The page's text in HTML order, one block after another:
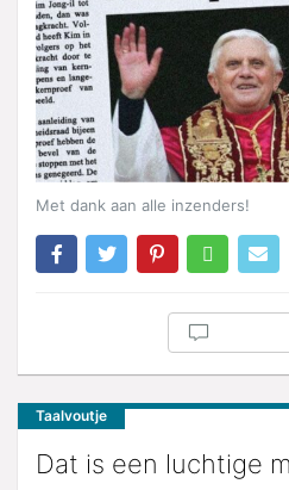
Met dank aan alle inzenders!
Taalvoutje
Dat is een luchtige